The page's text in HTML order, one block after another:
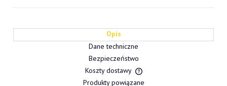
Opis
Dane techniczne
Bezpieczeństwo
Koszty dostawy
Produkty powiązane